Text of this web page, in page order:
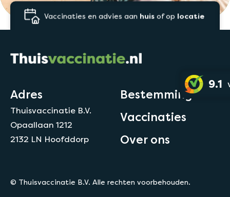
Vaccinaties en advies aan huisof op locatie
9.1
Adres
Thuisvaccinatie B.V.
Opaallaan 1212
2132 LN Hoofddorp
Bestemmingen
Vaccinaties
Over ons
© Thuisvaccinatie B.V. Alle rechten voorbehouden.